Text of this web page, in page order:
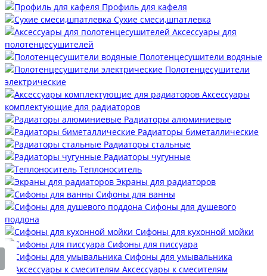
Профиль для кафеля
Сухие смеси,шпатлевка
Аксессуары для
полотенцесушителей
Полотенцесушители водяные
Полотенцесушители
электрические
Аксессуары
комплектующие для радиаторов
Радиаторы алюминиевые
Радиаторы биметаллические
Радиаторы стальные
Радиаторы чугунные
Теплоноситель
Экраны для радиаторов
Сифоны для ванны
Сифоны для душевого
поддона
Сифоны для кухонной мойки
Сифоны для писсуара
Сифоны для умывальника
Аксессуары к смесителям